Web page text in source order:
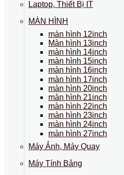
Laptop, Thiết Bị IT
MÀN HÌNH
màn hình 12inch
Màn hình 13inch
màn hình 14inch
màn hình 15inch
màn hình 16inch
màn hình 17inch
màn hình 20inch
màn hình 21inch
màn hình 22inch
màn hình 23inch
màn hình 24inch
màn hình 27inch
Máy Ảnh, Máy Quay
Máy Tính Bảng